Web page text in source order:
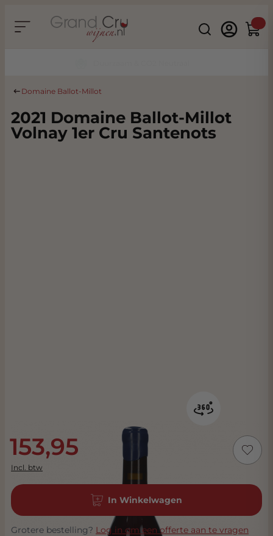
Search
Domaine Ballot-Millot
2021 Domaine Ballot-Millot
Volnay 1er Cru Santenots
153,95
Incl. btw
In Winkelwagen
Grotere bestelling? Log in om een offerte aan te vragen